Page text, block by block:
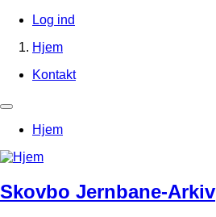
hovedindhold
Brugerkontomenu
Log ind
Brødkrumme
Hjem
Kontakt
Primær
navigation
Hjem
Skovbo Jernbane-Arkiv